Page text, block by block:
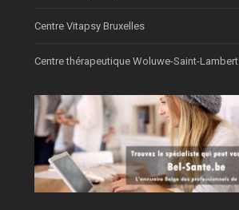
Centre Vitapsy Bruxelles
Centre thérapeutique Woluwe-Saint-Lambert